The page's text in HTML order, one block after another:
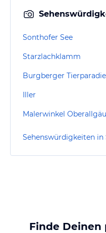
Sonthofer See
Starzlachklamm
Burgberger
Iller
Malerwinkel Oberallgäu
Sehenswürdigkeiten in
Finde